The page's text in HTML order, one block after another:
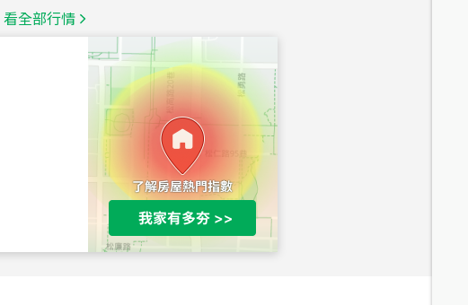
看全部行情
山區長春路
1,020萬
總價
490萬
市慈祥路
總價
1,808萬